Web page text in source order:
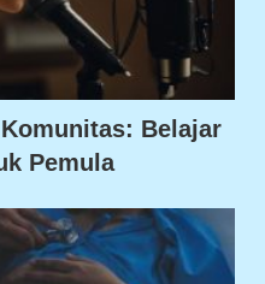
Belajar
Pemula